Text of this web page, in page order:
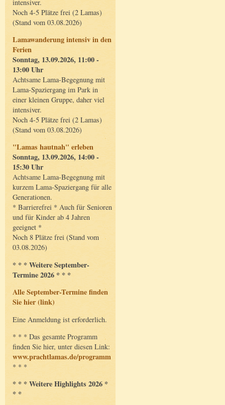
intensiver.
Noch 4-5 Plätze frei (2 Lamas)
(Stand vom 03.08.2026)
Lamawanderung intensiv in den
Ferien
Sonntag, 13.09.2026, 11:00 -
13:00 Uhr
Achtsame Lama-Begegnung mit
Lama-Spaziergang im Park in
einer kleinen Gruppe, daher viel
intensiver.
Noch 4-5 Plätze frei (2 Lamas)
(Stand vom 03.08.2026)
"Lamas hautnah" erleben
Sonntag, 13.09.2026, 14:00 -
15:30 Uhr
Achtsame Lama-Begegnung mit
kurzem Lama-Spaziergang für alle
Generationen.
* Barrierefrei * Auch für Senioren
und für Kinder ab 4 Jahren
geeignet *
Noch 8 Plätze frei (Stand vom
03.08.2026)
* * * Weitere September-
Termine 2026 * * *
Alle September-Termine finden
Sie hier (link)
Eine Anmeldung ist erforderlich.
* * * Das gesamte Programm
finden Sie hier, unter diesen Link:
www.prachtlamas.de/programm
* * *
* * * Weitere Highlights 2026 *
* *